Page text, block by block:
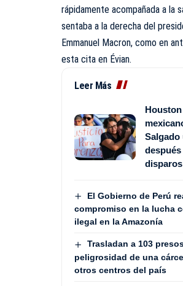
rápidamente acompañada a la
sentaba a la derecha del
Emmanuel Macron, como en
esta cita en Évian.
Leer Más
Salgado
El Gobierno de Perú
compromiso en la lucha
ilegal en la Amazonía
Trasladan a 103
peligrosidad de una
otros centros del país